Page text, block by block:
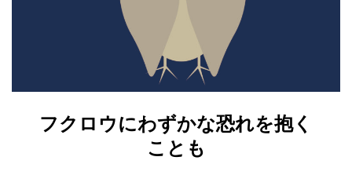
フクロウにわずかな恐れを抱く
ことも